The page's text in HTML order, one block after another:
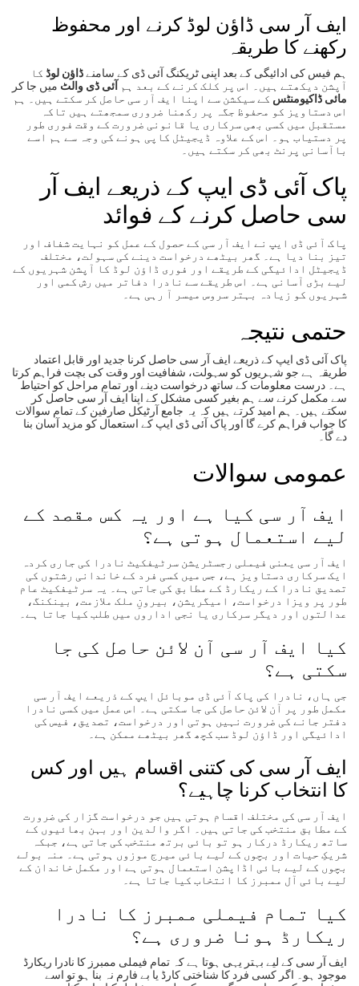
ایف آر سی ڈاؤن لوڈ کرنے اور محفوظ
رکھنے کا طریقہ
ہم فیس کی ادائیگی کے بعد اپنی ٹریکنگ آئی ڈی کے سامنےڈاؤن لوڈ کا
آپشن دیکھتے ہیں۔ اس پر کلک کرنے کے بعد ہم آئی ڈی والٹ میں جا کر
مائی ڈاکیومنٹس کے سیکشن سے اپنا ایف آر سی حاصل کر سکتے ہیں۔ ہم
اس دستاویز کو محفوظ جگہ پر رکھنا ضروری سمجھتے ہیں تاکہ
مستقبل میں کسی بھی سرکاری یا قانونی ضرورت کے وقت فوری طور
پر دستیاب ہو۔ اس کے علاوہ ڈیجیٹل کاپی ہونے کی وجہ سے ہم اسے
باآسانی پرنٹ بھی کر سکتے ہیں۔
پاک آئی ڈی ایپ کے ذریعے ایف آر
سی حاصل کرنے کے فوائد
پاک آئی ڈی ایپ نے ایف آر سی کے حصول کے عمل کو نہایت شفاف اور
تیز بنا دیا ہے۔ گھر بیٹھے درخواست دینے کی سہولت، مختلف
ڈیجیٹل ادائیگی کے طریقے اور فوری ڈاؤن لوڈ کا آپشن شہریوں کے
لیے بڑی آسانی ہے۔ اس طریقے سے نادرا دفاتر میں رش کمی اور
شہریوں کو زیادہ بہتر سروس میسر آ رہی ہے۔
حتمی نتیجہ
پاک آئی ڈی ایپ کے ذریعے ایف آر سی حاصل کرنا جدید اور قابل اعتماد
طریقہ ہے جو شہریوں کو سہولت، شفافیت اور وقت کی بچت فراہم کرتا
ہے۔ درست معلومات کے ساتھ درخواست دینے اور تمام مراحل کو احتیاط
سے مکمل کرنے سے ہم بغیر کسی مشکل کے اپنا ایف آر سی حاصل کر
سکتے ہیں۔ ہم امید کرتے ہیں کہ یہ جامع آرٹیکل صارفین کے تمام سوالات
کا جواب فراہم کرے گا اور پاک آئی ڈی ایپ کے استعمال کو مزید آسان بنا
دے گا۔
عمومی سوالات
ایف آر سی کیا ہے اور یہ کس مقصد کے
لیے استعمال ہوتی ہے؟
ایف آر سی یعنی فیملی رجسٹریشن سرٹیفکیٹ نادرا کی جاری کردہ
ایک سرکاری دستاویز ہے، جس میں کسی فرد کے خاندانی رشتوں کی
تصدیق نادرا کے ریکارڈ کے مطابق کی جاتی ہے۔ یہ سرٹیفکیٹ عام
طور پر ویزا درخواست، امیگریشن، بیرونِ ملک ملازمت، بینکنگ،
عدالتوں اور دیگر سرکاری یا نجی اداروں میں طلب کیا جاتا ہے۔
کیا ایف آر سی آن لائن حاصل کی جا
سکتی ہے؟
جی ہاں، نادرا کی پاک آئی ڈی موبائل ایپ کے ذریعے ایف آر سی
مکمل طور پر آن لائن حاصل کی جا سکتی ہے۔ اس عمل میں کسی نادرا
دفتر جانے کی ضرورت نہیں ہوتی اور درخواست، تصدیق، فیس کی
ادائیگی اور ڈاؤن لوڈ سب کچھ گھر بیٹھے ممکن ہے۔
ایف آر سی کی کتنی اقسام ہیں اور کس
کا انتخاب کرنا چاہیے؟
ایف آر سی کی مختلف اقسام ہوتی ہیں جو درخواست گزار کی ضرورت
کے مطابق منتخب کی جاتی ہیں۔ اگر والدین اور بہن بھائیوں کے
ساتھ ریکارڈ درکار ہو تو بائی برتھ منتخب کی جاتی ہے، جبکہ
شریکِ حیات اور بچوں کے لیے بائی میرج موزوں ہوتی ہے۔ منہ بولے
بچوں کے لیے بائی اڈاپشن استعمال ہوتی ہے اور مکمل خاندان کے
لیے بائی آل ممبرز کا انتخاب کیا جاتا ہے۔
کیا تمام فیملی ممبرز کا نادرا
ریکارڈ ہونا ضروری ہے؟
ایف آر سی کے لیے بہتر یہی ہوتا ہے کہ تمام فیملی ممبرز کا نادرا ریکارڈ
موجود ہو۔ اگر کسی فرد کا شناختی کارڈ یا بے فارم نہ بنا ہو تو اسے